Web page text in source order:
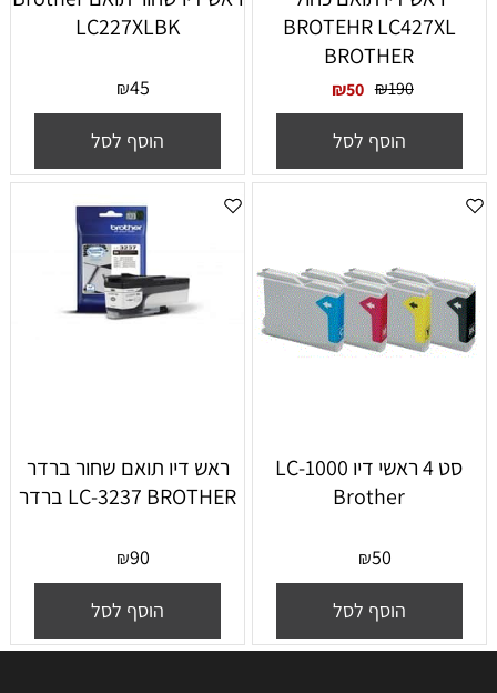
BROTEHR LC427XL
BROTHER
₪190
₪50
הוסף לסל
LC227XLBK
₪45
הוסף לסל
סט 4 ראשי דיו LC-1000
Brother
₪50
הוסף לסל
ראש דיו תואם שחור ברדר
LC-3237 BROTHER ברדר
₪90
הוסף לסל